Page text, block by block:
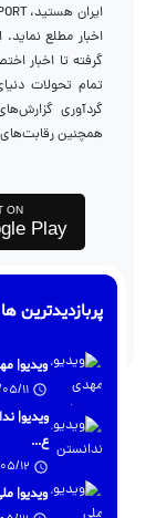
اخبار مطلع
گرفته تا اخبار
تمام تحولات
گردآوری
همچنین
ON
Play
پربازدیدترین ها
ویدیو|
ویدیو|
ع...
ویدیو|